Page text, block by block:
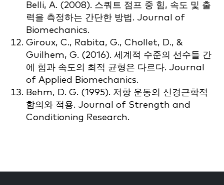
Belli, A. (2008). 스쿼트 점프 중 힘, 속도 및 출
력을 측정하는 간단한 방법. Journal of
Biomechanics.
Giroux, C., Rabita, G., Chollet, D., &
Guilhem, G. (2016). 세계적 수준의 선수들 간
에 힘과 속도의 최적 균형은 다르다. Journal
of Applied Biomechanics.
Behm, D. G. (1995). 저항 운동의 신경근학적
함의와 적용. Journal of Strength and
Conditioning Research.